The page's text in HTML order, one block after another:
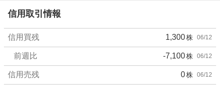
信用取引情報
信用買残 1,300株 06/12
前週比 -7,100株 06/12
信用売残 0株 06/12